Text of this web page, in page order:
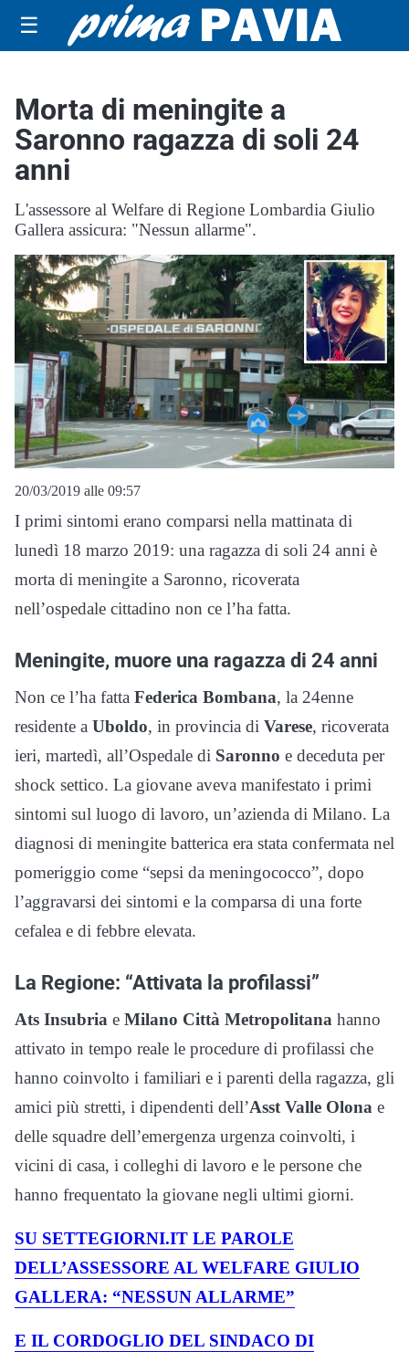
☰
Morta di meningite a
Saronno ragazza di soli 24
anni
L'assessore al Welfare di Regione Lombardia Giulio
Gallera assicura: "Nessun allarme".
20/03/2019 alle 09:57
I primi sintomi erano comparsi nella mattinata di
lunedì 18 marzo 2019: una ragazza di soli 24 anni è
morta di meningite a Saronno, ricoverata
nell’ospedale cittadino non ce l’ha fatta.
Meningite, muore una ragazza di 24 anni
Non ce l’ha fatta Federica Bombana, la 24enne
residente a Uboldo, in provincia di Varese, ricoverata
ieri, martedì, all’Ospedale di Saronno e deceduta per
shock settico. La giovane aveva manifestato i primi
sintomi sul luogo di lavoro, un’azienda di Milano. La
diagnosi di meningite batterica era stata confermata nel
pomeriggio come “sepsi da meningococco”, dopo
l’aggravarsi dei sintomi e la comparsa di una forte
cefalea e di febbre elevata.
La Regione: “Attivata la profilassi”
Ats Insubria e Milano Città Metropolitana hanno
attivato in tempo reale le procedure di profilassi che
hanno coinvolto i familiari e i parenti della ragazza, gli
amici più stretti, i dipendenti dell’Asst Valle Olona e
delle squadre dell’emergenza urgenza coinvolti, i
vicini di casa, i colleghi di lavoro e le persone che
hanno frequentato la giovane negli ultimi giorni.
SU SETTEGIORNI.IT LE PAROLE
DELL’ASSESSORE AL WELFARE GIULIO
GALLERA: “NESSUN ALLARME”
E IL CORDOGLIO DEL SINDACO DI